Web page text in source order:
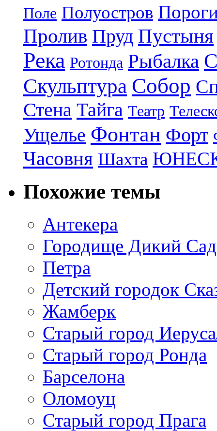
Поле Полуостров
Пролив Пруд Пустыня
Река Ротонда Рыбалка
Скульптура Собор
Стена Тайга Театр
Ущелье Фонтан Форт
Часовня Шахта
Похожие темы
Антекера
Городище Дикий Сад
Петра
Детский городок
Жамберк
Старый город
Старый город Ронда
Барселона
Оломоуц
Старый город Прага